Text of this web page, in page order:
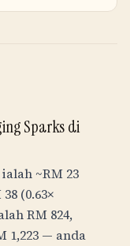
Sparks di
~RM 23
38 (0.63×
RM 824,
1,223 — anda